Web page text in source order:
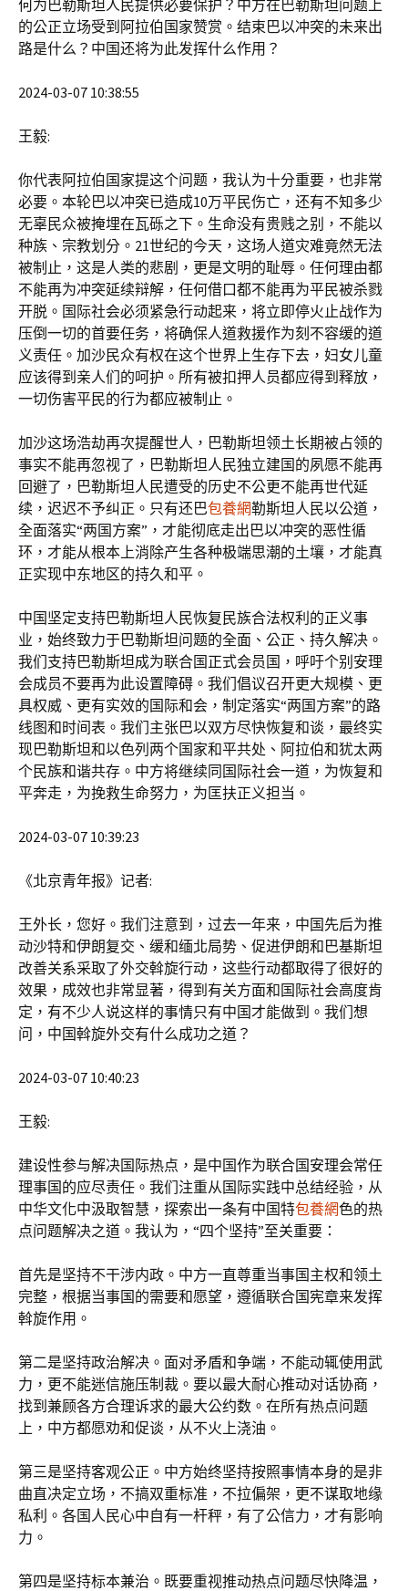
何为巴勒斯坦人民提供必要保护？中方在巴勒斯坦问题上
的公正立场受到阿拉伯国家赞赏。结束巴以冲突的未来出
路是什么？中国还将为此发挥什么作用？
2024-03-07 10:38:55
王毅:
你代表阿拉伯国家提这个问题，我认为十分重要，也非常
必要。本轮巴以冲突已造成10万平民伤亡，还有不知多少
无辜民众被掩埋在瓦砾之下。生命没有贵贱之别，不能以
种族、宗教划分。21世纪的今天，这场人道灾难竟然无法
被制止，这是人类的悲剧，更是文明的耻辱。任何理由都
不能再为冲突延续辩解，任何借口都不能再为平民被杀戮
开脱。国际社会必须紧急行动起来，将立即停火止战作为
压倒一切的首要任务，将确保人道救援作为刻不容缓的道
义责任。加沙民众有权在这个世界上生存下去，妇女儿童
应该得到亲人们的呵护。所有被扣押人员都应得到释放，
一切伤害平民的行为都应被制止。
加沙这场浩劫再次提醒世人，巴勒斯坦领土长期被占领的
事实不能再忽视了，巴勒斯坦人民独立建国的夙愿不能再
回避了，巴勒斯坦人民遭受的历史不公更不能再世代延
续，迟迟不予纠正。只有还巴包養網勒斯坦人民以公道，
全面落实“两国方案”，才能彻底走出巴以冲突的恶性循
环，才能从根本上消除产生各种极端思潮的土壤，才能真
正实现中东地区的持久和平。
中国坚定支持巴勒斯坦人民恢复民族合法权利的正义事
业，始终致力于巴勒斯坦问题的全面、公正、持久解决。
我们支持巴勒斯坦成为联合国正式会员国，呼吁个别安理
会成员不要再为此设置障碍。我们倡议召开更大规模、更
具权威、更有实效的国际和会，制定落实“两国方案”的路
线图和时间表。我们主张巴以双方尽快恢复和谈，最终实
现巴勒斯坦和以色列两个国家和平共处、阿拉伯和犹太两
个民族和谐共存。中方将继续同国际社会一道，为恢复和
平奔走，为挽救生命努力，为匡扶正义担当。
2024-03-07 10:39:23
《北京青年报》记者:
王外长，您好。我们注意到，过去一年来，中国先后为推
动沙特和伊朗复交、缓和缅北局势、促进伊朗和巴基斯坦
改善关系采取了外交斡旋行动，这些行动都取得了很好的
效果，成效也非常显著，得到有关方面和国际社会高度肯
定，有不少人说这样的事情只有中国才能做到。我们想
问，中国斡旋外交有什么成功之道？
2024-03-07 10:40:23
王毅:
建设性参与解决国际热点，是中国作为联合国安理会常任
理事国的应尽责任。我们注重从国际实践中总结经验，从
中华文化中汲取智慧，探索出一条有中国特包養網色的热
点问题解决之道。我认为，“四个坚持”至关重要：
首先是坚持不干涉内政。中方一直尊重当事国主权和领土
完整，根据当事国的需要和愿望，遵循联合国宪章来发挥
斡旋作用。
第二是坚持政治解决。面对矛盾和争端，不能动辄使用武
力，更不能迷信施压制裁。要以最大耐心推动对话协商，
找到兼顾各方合理诉求的最大公约数。在所有热点问题
上，中方都愿劝和促谈，从不火上浇油。
第三是坚持客观公正。中方始终坚持按照事情本身的是非
曲直决定立场，不搞双重标准，不拉偏架，更不谋取地缘
私利。各国人民心中自有一杆秤，有了公信力，才有影响
力。
第四是坚持标本兼治。既要重视推动热点问题尽快降温，